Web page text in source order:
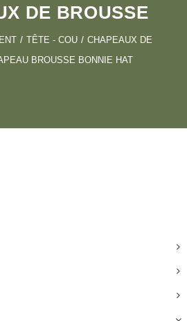
DE BROUSSE
TÊTE - COU
CHAPEAUX DE
BROUSSE BONNIE HAT